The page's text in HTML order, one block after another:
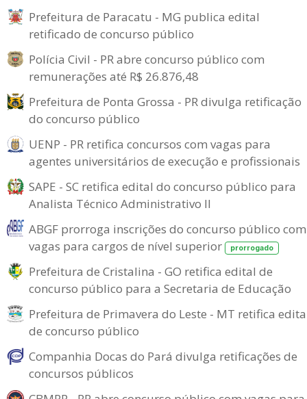
Prefeitura de Paracatu - MG publica edital
retificado de concurso público
Polícia Civil - PR abre concurso público com
remunerações até R$ 26.876,48
Prefeitura de Ponta Grossa - PR divulga retificação
do concurso público
UENP - PR retifica concursos com vagas para
agentes universitários de execução e profissionais
SAPE - SC retifica edital do concurso público para
Analista Técnico Administrativo II
ABGF prorroga inscrições do concurso público com
vagas para cargos de nível superior
prorrogado
Prefeitura de Cristalina - GO retifica edital de
concurso público para a Secretaria de Educação
Prefeitura de Primavera do Leste - MT retifica
de concurso público
Companhia Docas do Pará divulga retificações de
concursos públicos